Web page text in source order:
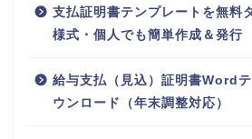
支払証明書テンプレートを無料
様式・個人でも簡単作成＆発行
給与支払（見込）証明書Word
ウンロード（年末調整対応）